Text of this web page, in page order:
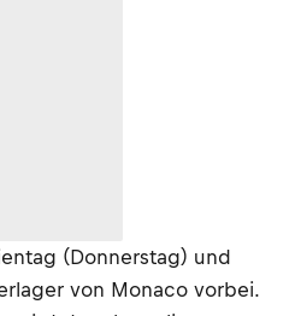
(Donnerstag) und
von Monaco vorbei.